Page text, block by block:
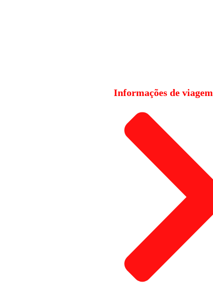
Informações de viagem